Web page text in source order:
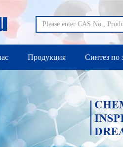
Продукция Синтез по